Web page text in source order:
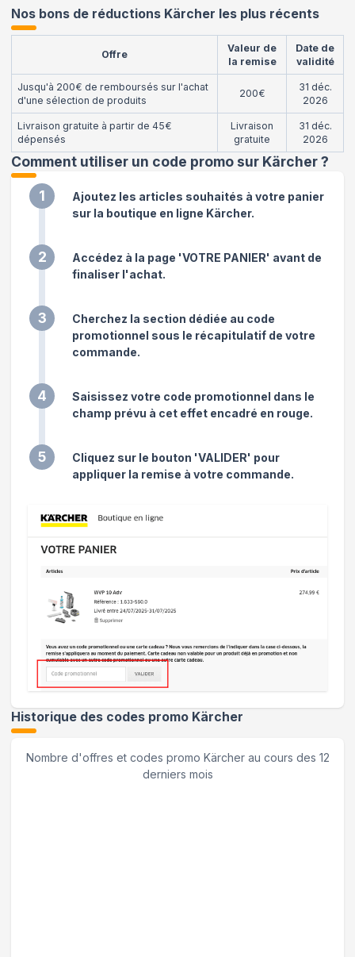
Nos bons de réductions Kärcher les plus récents
Offre
Valeur de
la remise
Date de
validité
Jusqu'à 200€ de remboursés sur l'achat
d'une sélection de produits
200€
31 déc.
2026
Livraison gratuite à partir de 45€
dépensés
Livraison
gratuite
31 déc.
2026
Comment utiliser un code promo sur Kärcher?
1
Ajoutez les articles souhaités à votre panier
sur la boutique en ligne Kärcher.
2
Accédez à la page 'VOTRE PANIER' avant de
finaliser l'achat.
3
Cherchez la section dédiée au code
promotionnel sous le récapitulatif de votre
commande.
4
Saisissez votre code promotionnel dans le
champ prévu à cet effet encadré en rouge.
5
Cliquez sur le bouton 'VALIDER' pour
appliquer la remise à votre commande.
Historique des codes promo Kärcher
Nombre d'offres et codes promo Kärcherau cours des 12
derniers mois